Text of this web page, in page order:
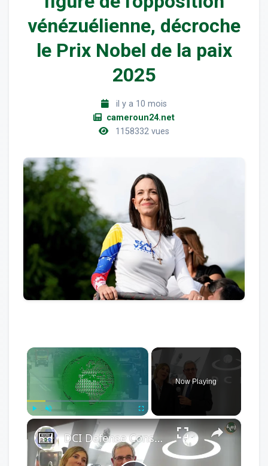
vénézuélienne, décroche
le Prix Nobel de la paix
2025
il y a 10 mois
cameroun24.net
1158332 vues
×
Fullscreen
Now Playing
×
DCI Defense Conseil International à Eurosatory 2016